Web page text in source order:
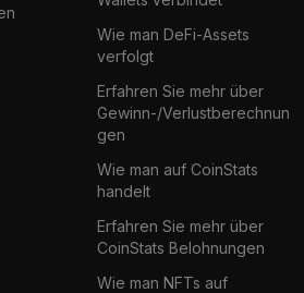
Wie man DeFi-Assets
verfolgt
Erfahren Sie mehr über
Gewinn-/Verlustberechnun
gen
Wie man auf CoinStats
handelt
Erfahren Sie mehr über
CoinStats Belohnungen
Wie man NFTs auf